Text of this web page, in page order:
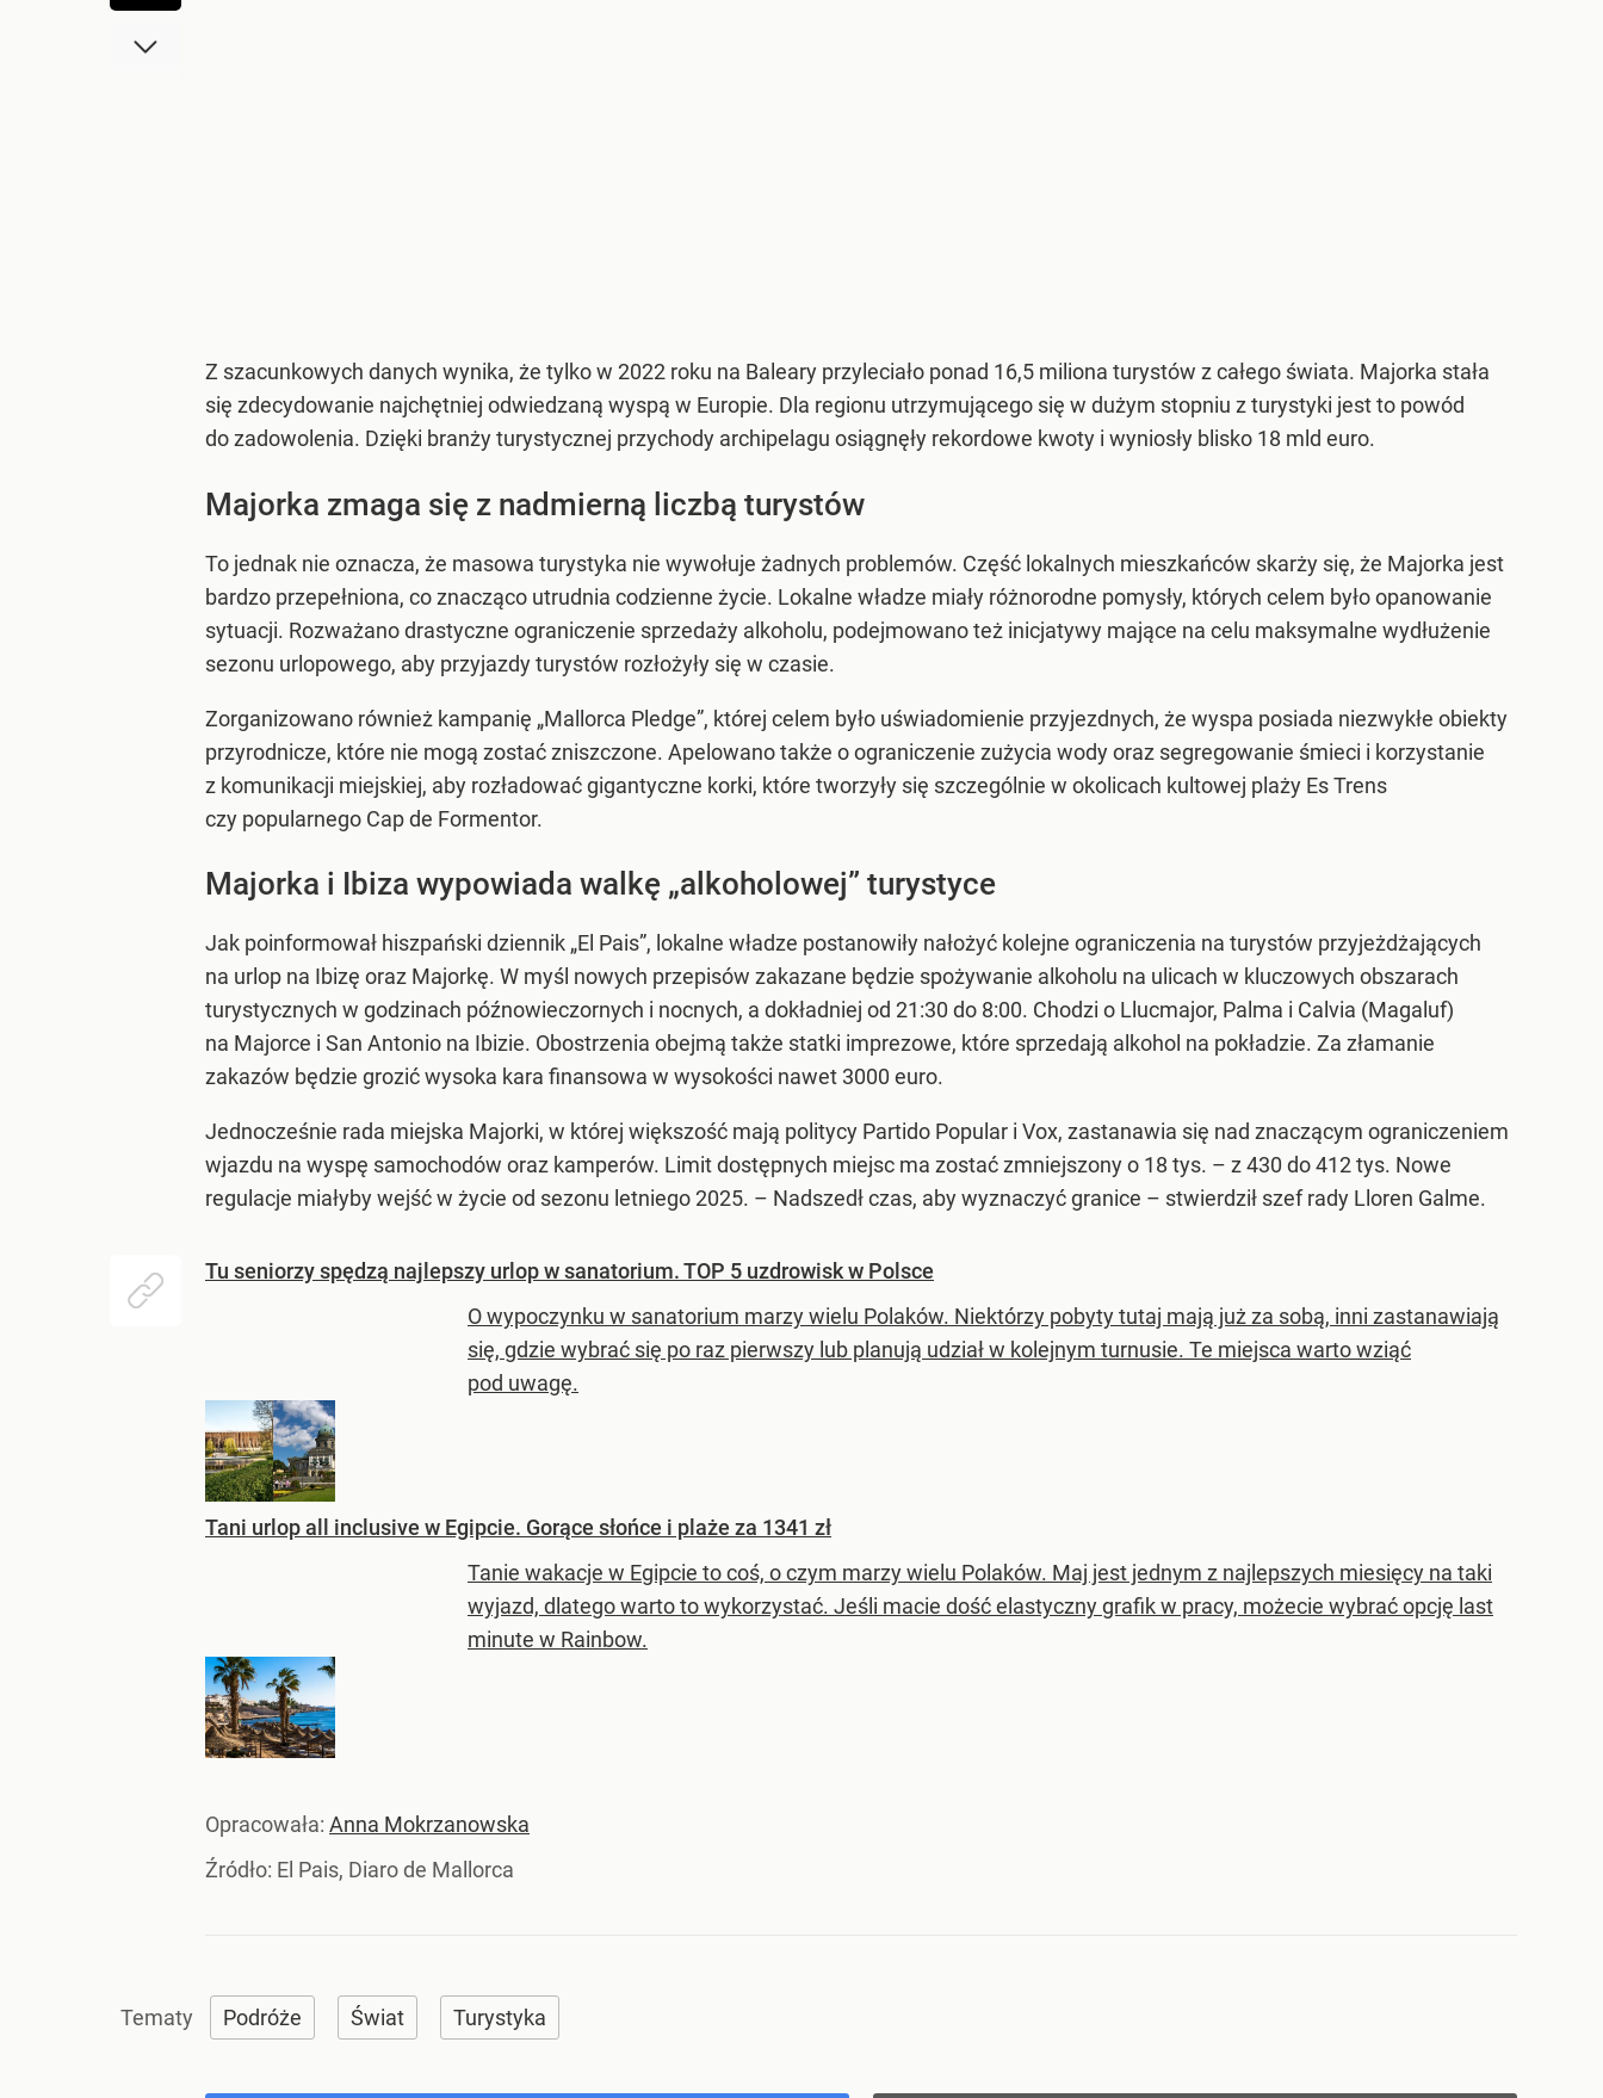
Z szacunkowych danych wynika, że tylko w 2022 roku na Baleary przyleciało ponad 16,5 miliona turystów z całego świata. Majorka stała
się zdecydowanie najchętniej odwiedzaną wyspą w Europie. Dla regionu utrzymującego się w dużym stopniu z turystyki jest to powód
do zadowolenia. Dzięki branży turystycznej przychody archipelagu osiągnęły rekordowe kwoty i wyniosły blisko 18 mld euro.
Majorka zmaga się z nadmierną liczbą turystów
To jednak nie oznacza, że masowa turystyka nie wywołuje żadnych problemów. Część lokalnych mieszkańców skarży się, że Majorka jest
bardzo przepełniona, co znacząco utrudnia codzienne życie. Lokalne władze miały różnorodne pomysły, których celem było opanowanie
sytuacji. Rozważano drastyczne ograniczenie sprzedaży alkoholu, podejmowano też inicjatywy mające na celu maksymalne wydłużenie
sezonu urlopowego, aby przyjazdy turystów rozłożyły się w czasie.
Zorganizowano również kampanię „Mallorca Pledge”, której celem było uświadomienie przyjezdnych, że wyspa posiada niezwykłe obiekty
przyrodnicze, które nie mogą zostać zniszczone. Apelowano także o ograniczenie zużycia wody oraz segregowanie śmieci i korzystanie
z komunikacji miejskiej, aby rozładować gigantyczne korki, które tworzyły się szczególnie w okolicach kultowej plaży Es Trens
czy popularnego Cap de Formentor.
Majorka i Ibiza wypowiada walkę „alkoholowej” turystyce
Jak poinformował hiszpański dziennik „El Pais”, lokalne władze postanowiły nałożyć kolejne ograniczenia na turystów przyjeżdżających
na urlop na Ibizę oraz Majorkę. W myśl nowych przepisów zakazane będzie spożywanie alkoholu na ulicach w kluczowych obszarach
turystycznych w godzinach późnowieczornych i nocnych, a dokładniej od 21:30 do 8:00. Chodzi o Llucmajor, Palma i Calvia (Magaluf)
na Majorce i San Antonio na Ibizie. Obostrzenia obejmą także statki imprezowe, które sprzedają alkohol na pokładzie. Za złamanie
zakazów będzie grozić wysoka kara finansowa w wysokości nawet 3000 euro.
Jednocześnie rada miejska Majorki, w której większość mają politycy Partido Popular i Vox, zastanawia się nad znaczącym ograniczeniem
wjazdu na wyspę samochodów oraz kamperów. Limit dostępnych miejsc ma zostać zmniejszony o 18 tys. – z 430 do 412 tys. Nowe
regulacje miałyby wejść w życie od sezonu letniego 2025. – Nadszedł czas, aby wyznaczyć granice – stwierdził szef rady Lloren Galme.
Tu seniorzy spędzą najlepszy urlop w sanatorium. TOP 5 uzdrowisk w Polsce
O wypoczynku w sanatorium marzy wielu Polaków. Niektórzy pobyty tutaj mają już za sobą, inni zastanawiają
się, gdzie wybrać się po raz pierwszy lub planują udział w kolejnym turnusie. Te miejsca warto wziąć
pod uwagę.
Tani urlop all inclusive w Egipcie. Gorące słońce i plaże za 1341 zł
Tanie wakacje w Egipcie to coś, o czym marzy wielu Polaków. Maj jest jednym z najlepszych miesięcy na taki
wyjazd, dlatego warto to wykorzystać. Jeśli macie dość elastyczny grafik w pracy, możecie wybrać opcję last
minute w Rainbow.
Opracowała: Anna Mokrzanowska
Źródło: El Pais, Diaro de Mallorca
Podróże Świat Turystyka